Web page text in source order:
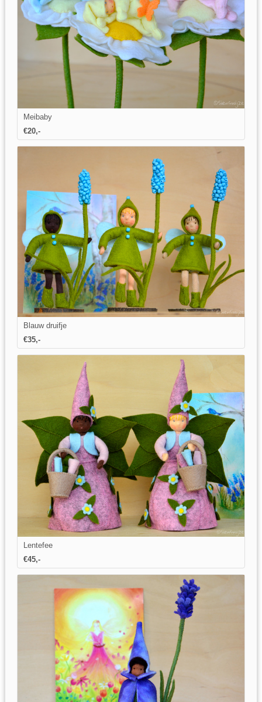
Meibaby
€20,-
Blauw druifje
€35,-
Lentefee
€45,-